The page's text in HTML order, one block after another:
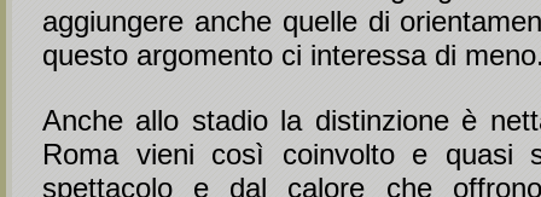
aggiungere anche quelle di
questo argomento ci interessa di
Anche allo stadio la distinzione è
Roma vieni così coinvolto e quasi
spettacolo e dal calore che